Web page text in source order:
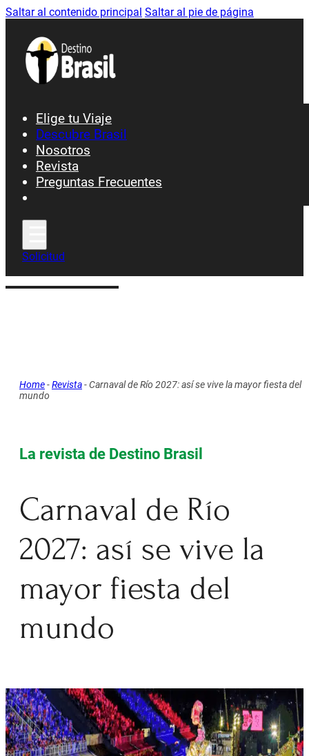
Saltar al contenido principal Saltar al pie de página
Elige tu Viaje
Descubre Brasil
Ciudades y Patrimonio
Fiesta y Carnavales
Selva y Naturaleza
Nosotros
Revista
Preguntas Frecuentes
Solicitud
Home-Revista-Carnaval de Río 2027: así se vive la mayor fiesta del
mundo
La revista de Destino Brasil
Carnaval de Río
2027: así se vive la
mayor fiesta del
mundo